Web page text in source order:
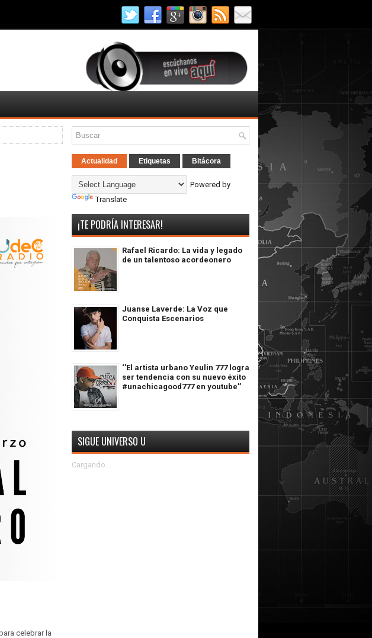
celebrar la
Actualidad Etiquetas Bitácora
Powered by
Translate
¡TE PODRÍA INTERESAR!
Rafael Ricardo: La vida y legado
de un talentoso acordeonero
Juanse Laverde: La Voz que
Conquista Escenarios
‘’El artista urbano Yeulin 777 logra
ser tendencia con su nuevo éxito
#unachicagood777 en youtube’’
SIGUE UNIVERSO U
Cargando...